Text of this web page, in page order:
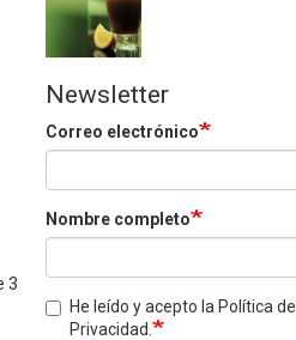
3
Newsletter
Correo electrónico
Nombre completo
He leído y acepto la Política de
Privacidad.